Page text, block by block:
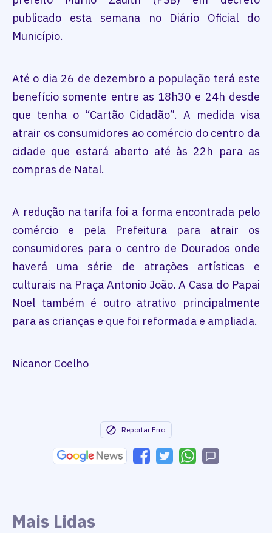
publicado esta semana no Diário Oficial do
Município.
Até o dia 26 de dezembro a população terá este
benefício somente entre as 18h30 e 24h desde
que tenha o “Cartão Cidadão”. A medida visa
atrair os consumidores ao comércio do centro da
cidade que estará aberto até às 22h para as
compras de Natal.
A redução na tarifa foi a forma encontrada pelo
comércio e pela Prefeitura para atrair os
consumidores para o centro de Dourados onde
haverá uma série de atrações artísticas e
culturais na Praça Antonio João. A Casa do Papai
Noel também é outro atrativo principalmente
para as crianças e que foi reformada e ampliada.
Nicanor Coelho
Reportar Erro
Mais Lidas